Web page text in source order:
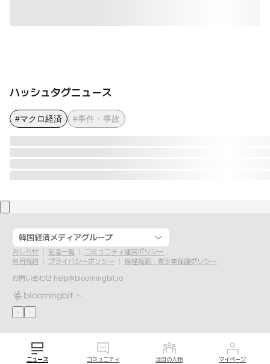
ハッシュタグニュース
#マクロ経済 #事件・事故
韓国経済メディアグループ
おしらせ 記者一覧
コミュニティ運営ポリシー
利用規約
プライバシーポリシー
倫理規範・青少年保護ポリシー
お問い合わせ help@bloomingbit.io
ニュース コミュニティ 注目の人物 マイページ